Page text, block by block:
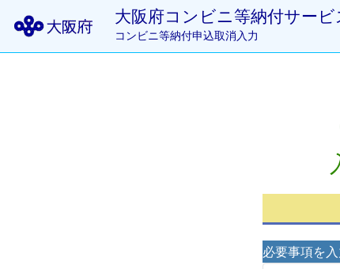
大阪府コンビニ等納付サービ
コンビニ等納付申込取消入力
必要事項を